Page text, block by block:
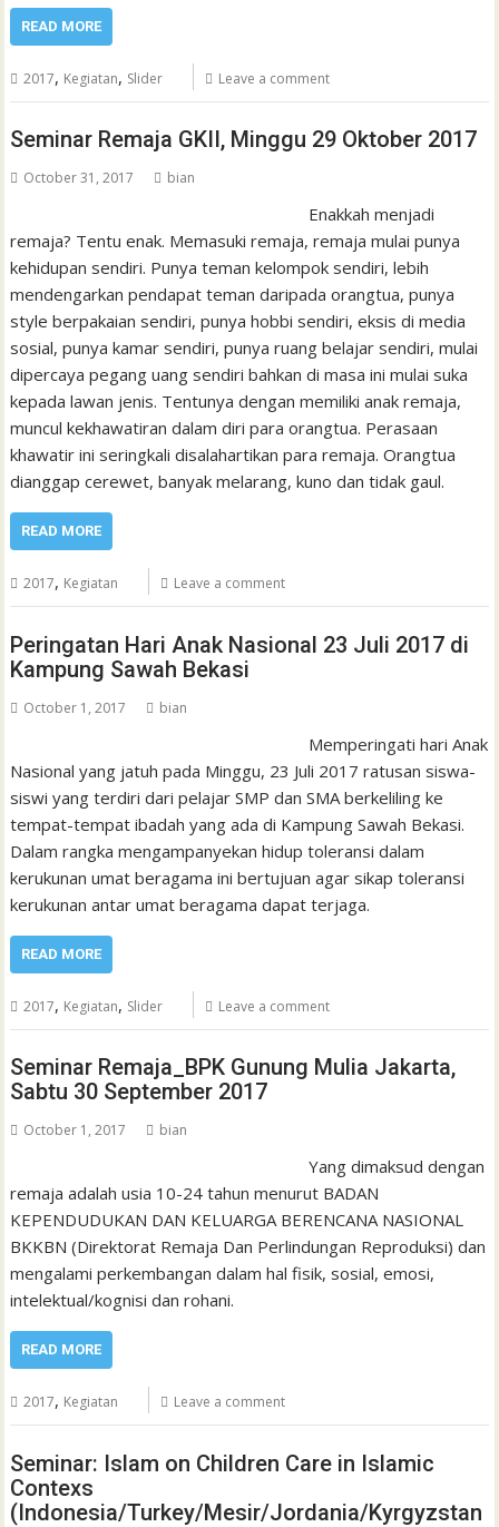
READ MORE
2017, Kegiatan, Slider Leave a comment
Seminar Remaja GKII, Minggu 29 Oktober 2017
October 31, 2017 bian
Enakkah menjadi
remaja? Tentu enak. Memasuki remaja, remaja mulai punya
kehidupan sendiri. Punya teman kelompok sendiri, lebih
mendengarkan pendapat teman daripada orangtua, punya
style berpakaian sendiri, punya hobbi sendiri, eksis di media
sosial, punya kamar sendiri, punya ruang belajar sendiri, mulai
dipercaya pegang uang sendiri bahkan di masa ini mulai suka
kepada lawan jenis. Tentunya dengan memiliki anak remaja,
muncul kekhawatiran dalam diri para orangtua. Perasaan
khawatir ini seringkali disalahartikan para remaja. Orangtua
dianggap cerewet, banyak melarang, kuno dan tidak gaul.
READ MORE
2017, Kegiatan Leave a comment
Peringatan Hari Anak Nasional 23 Juli 2017 di
Kampung Sawah Bekasi
October 1, 2017 bian
Memperingati hari Anak
Nasional yang jatuh pada Minggu, 23 Juli 2017 ratusan siswa-
siswi yang terdiri dari pelajar SMP dan SMA berkeliling ke
tempat-tempat ibadah yang ada di Kampung Sawah Bekasi.
Dalam rangka mengampanyekan hidup toleransi dalam
kerukunan umat beragama ini bertujuan agar sikap toleransi
kerukunan antar umat beragama dapat terjaga.
READ MORE
2017, Kegiatan, Slider Leave a comment
Seminar Remaja_BPK Gunung Mulia Jakarta,
Sabtu 30 September 2017
October 1, 2017 bian
Yang dimaksud dengan
remaja adalah usia 10-24 tahun menurut BADAN
KEPENDUDUKAN DAN KELUARGA BERENCANA NASIONAL
BKKBN (Direktorat Remaja Dan Perlindungan Reproduksi) dan
mengalami perkembangan dalam hal fisik, sosial, emosi,
intelektual/kognisi dan rohani.
READ MORE
2017, Kegiatan Leave a comment
Seminar: Islam on Children Care in Islamic
Contexs
(Indonesia/Turkey/Mesir/Jordania/Kyrgyzstan